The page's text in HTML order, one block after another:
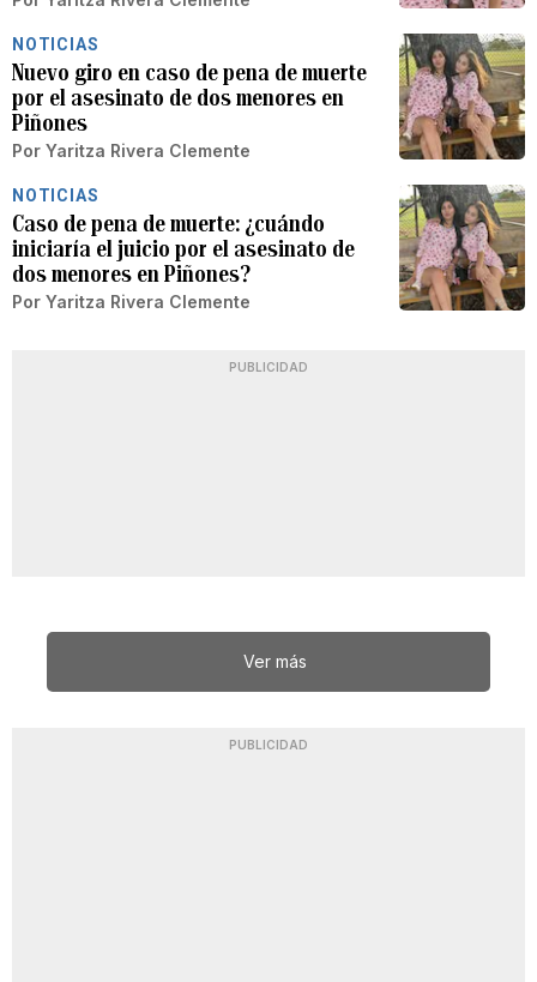
NOTICIAS
Nuevo giro en caso de pena de muerte
por el asesinato de dos menores en
Piñones
Por Yaritza Rivera Clemente
NOTICIAS
Caso de pena de muerte: ¿cuándo
iniciaría el juicio por el asesinato de
dos menores en Piñones?
Por Yaritza Rivera Clemente
PUBLICIDAD
Ver más
PUBLICIDAD